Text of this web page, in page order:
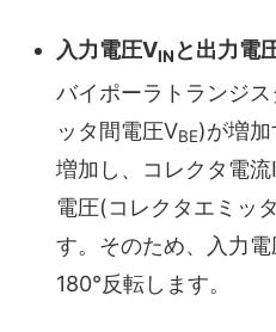
入力電圧VIN と出力電
バイポーラトランジ
ッタ間電圧VBE)が増
増加し、コレクタ電流I
電圧(コレクタエミッ
す。そのため、入力
180°反転します。